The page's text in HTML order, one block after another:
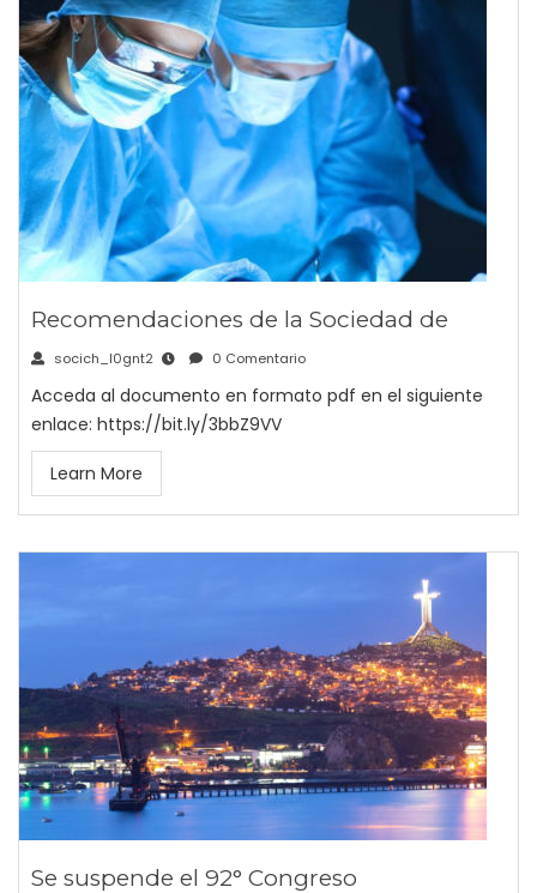
Recomendaciones de la Sociedad de
socich_l0gnt2 0 Comentario
Acceda al documento en formato pdf en el siguiente
enlace: https://bit.ly/3bbZ9VV
Learn More
Se suspende el 92° Congreso